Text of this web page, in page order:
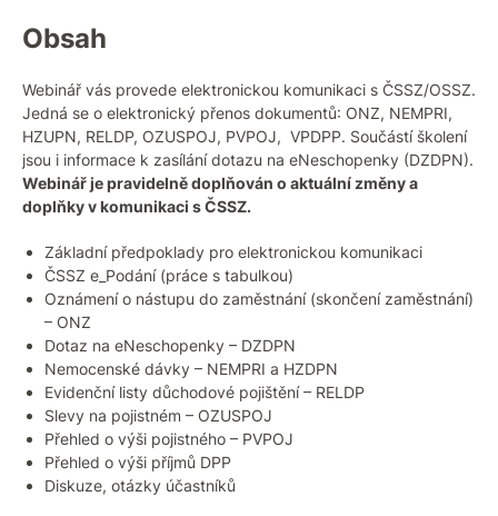
Obsah
Webinář vás provede elektronickou komunikaci s ČSSZ/OSSZ.
Jedná se o elektronický přenos dokumentů: ONZ, NEMPRI,
HZUPN, RELDP, OZUSPOJ, PVPOJ, VPDPP. Součástí školení
jsou i informace k zasílání dotazu na eNeschopenky (DZDPN).
Webinář je pravidelně doplňován o aktuální změny a
doplňky v komunikaci s ČSSZ.
Základní předpoklady pro elektronickou komunikaci
ČSSZ e_Podání (práce s tabulkou)
Oznámení o nástupu do zaměstnání (skončení zaměstnání)
– ONZ
Dotaz na eNeschopenky – DZDPN
Nemocenské dávky – NEMPRI a HZDPN
Evidenční listy důchodové pojištění – RELDP
Slevy na pojistném – OZUSPOJ
Přehled o výši pojistného – PVPOJ
Přehled o výši příjmů DPP
Diskuze, otázky účastníků